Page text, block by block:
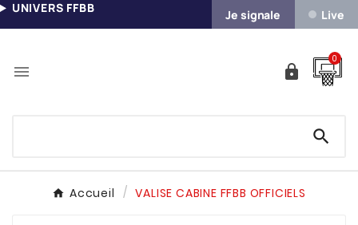
UNIVERS FFBB Je signale Live
 
0

Accueil VALISE CABINE FFBB OFFICIELS